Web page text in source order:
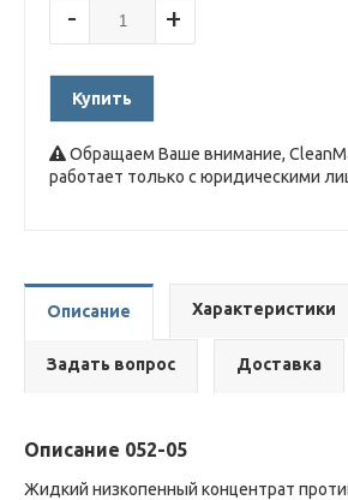
- +
Купить
Обращаем Ваше внимание,
работает только с юридическими
Описание Характеристики
Задать вопрос Доставка
Описание 052-05
Жидкий низкопенный концентрат